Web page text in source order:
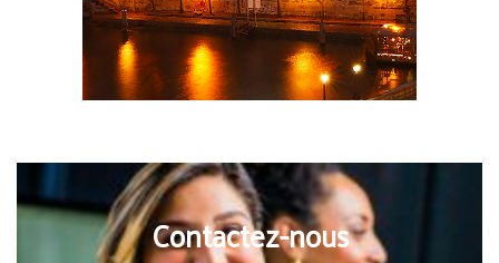
Contactez-nous